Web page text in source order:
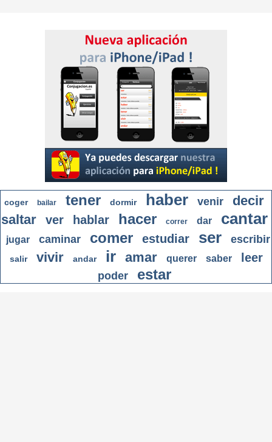
coger bailar tener dormir haber venir
decir
saltar
ver hablar hacer correr dar cantar
jugar caminar comer estudiar ser escribir
salir vivir andar ir amar querer saber leer
poder estar